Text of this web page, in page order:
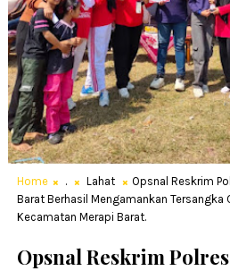
Home . Lahat
Opsnal Reskrim
Barat Berhasil Mengamankan Tersangka
Kecamatan Merapi Barat.
Opsnal Reskrim